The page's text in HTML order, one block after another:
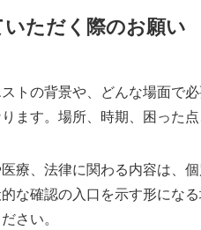
ただく際のお願い
ストの背景や、どんな場面で
ます。場所、時期、困った
療、法律に関わる内容は、
な確認の入口を示す形にな
さい。